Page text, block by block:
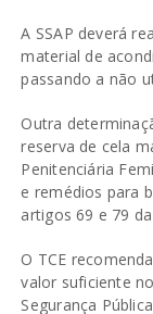
A SSAP deverá
material de
passando a não
Outra
reserva de cela
Penitenciária
e remédios para
artigos 69 e 79
O TCE
valor suficiente
Segurança